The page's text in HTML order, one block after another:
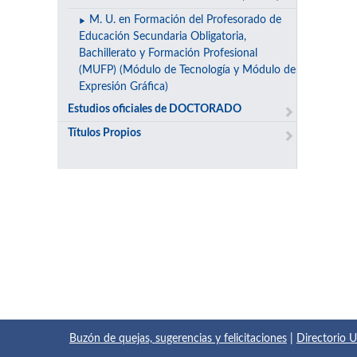
M. U. en Formación del Profesorado de
Educación Secundaria Obligatoria,
Bachillerato y Formación Profesional
(MUFP) (Módulo de Tecnología y Módulo de
Expresión Gráfica)
Estudios oficiales de DOCTORADO
Títulos Propios
Buzón de quejas, sugerencias y felicitaciones Directorio